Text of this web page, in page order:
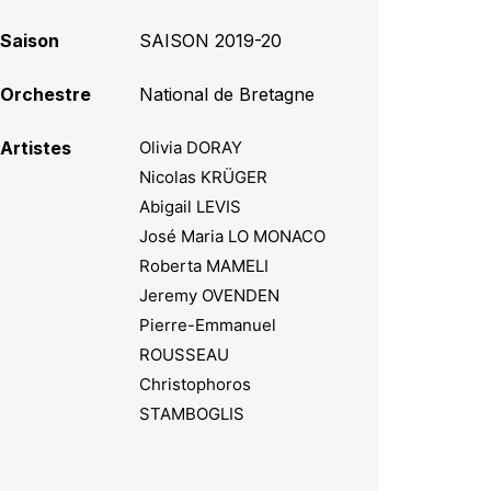
Saison SAISON 2019-20
Orchestre National de Bretagne
Artistes
Olivia DORAY
Nicolas KRÜGER
Abigail LEVIS
José Maria LO MONACO
Roberta MAMELI
Jeremy OVENDEN
Pierre-Emmanuel
ROUSSEAU
Christophoros
STAMBOGLIS